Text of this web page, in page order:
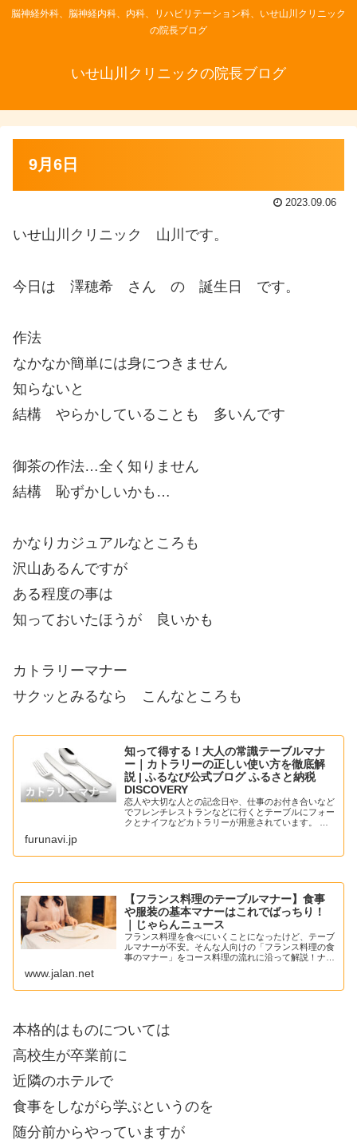
脳神経外科、脳神経内科、内科、リハビリテーション科、いせ山川クリニック
の院長ブログ
いせ山川クリニックの院長ブログ
9月6日
2023.09.06
いせ山川クリニック 山川です。
今日は 澤穂希 さん の 誕生日 です。
作法
なかなか簡単には身につきません
知らないと
結構 やらかしていることも 多いんです
御茶の作法…全く知りません
結構 恥ずかしいかも…
かなりカジュアルなところも
沢山あるんですが
ある程度の事は
知っておいたほうが 良いかも
カトラリーマナー
サクッとみるなら こんなところも
知って得する！大人の常識テーブルマナ
ー｜カトラリーの正しい使い方を徹底解
説 | ふるなび公式ブログ ふるさと納税
DISCOVERY
恋人や大切な人との記念日や、仕事のお付き合いなど
でフレンチレストランなどに行くとテーブルにフォー
クとナイフなどカトラリーが用意されています。 そ
furunavi.jp
【フランス料理のテーブルマナー】食事
や服装の基本マナーはこれでばっちり！
｜じゃらんニュース
フランス料理を食べにいくことになったけど、テーブ
ルマナーが不安。そんな人向けの「フランス料理の食
事のマナー」をコース料理の流れに沿って解説！ナイ
す！
www.jalan.net
本格的はものについては
高校生が卒業前に
近隣のホテルで
食事をしながら学ぶというのを
随分前からやっていますが